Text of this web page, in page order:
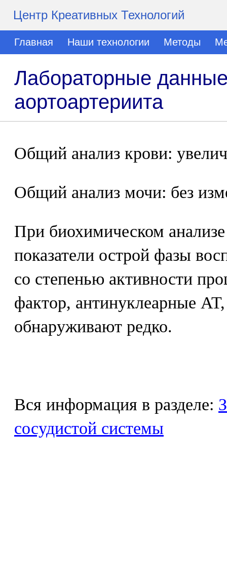
Центр Креативных Технологий
Главная Наши технологии Методы
Лабораторные
аортоартериита
Общий анализ крови:
Общий анализ мочи: без
При биохимическом
показатели острой фазы
со степенью активности
фактор, антинуклеарные
обнаруживают редко.
Вся информация в разделе:
сосудистой системы